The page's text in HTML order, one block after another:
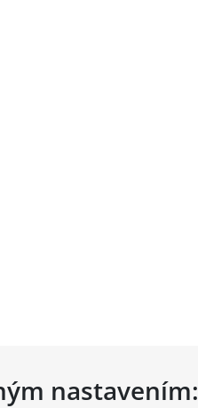
nastavením: